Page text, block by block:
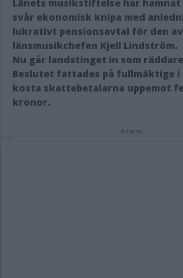
Länets musikstiftelse har hamnat
svår ekonomisk knipa med
lukrativt pensionsavtal för den
länsmusikchefen Kjell Lindström.
Nu går landstinget in som
Beslutet fattades på fullmäktige i
kosta skattebetalarna uppemot
kronor.
Annons: